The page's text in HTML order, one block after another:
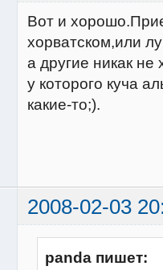
Вот и
хорватском,или
а другие никак не
у которого куча
какие-то;).
2008-02-03
panda пишет: